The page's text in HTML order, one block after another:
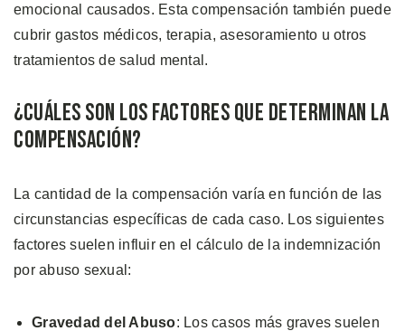
emocional causados. Esta compensación también puede
cubrir gastos médicos, terapia, asesoramiento u otros
tratamientos de salud mental.
¿Cuáles Son los Factores que Determinan la
Compensación?
La cantidad de la compensación varía en función de las
circunstancias específicas de cada caso. Los siguientes
factores suelen influir en el cálculo de la indemnización
por abuso sexual:
Gravedad del Abuso: Los casos más graves suelen